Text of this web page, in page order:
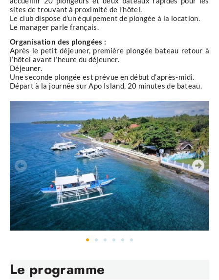
sites de trouvant à proximité de l’hôtel.
Le club dispose d’un équipement de plongée à la location.
Le manager parle français.
Organisation des plongées :
Après le petit déjeuner, première plongée bateau retour à
l’hôtel avant l’heure du déjeuner.
Déjeuner.
Une seconde plongée est prévue en début d’après-midi.
Départ à la journée sur Apo Island, 20 minutes de bateau.
Le programme